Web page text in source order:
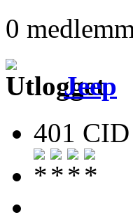
0
Jeep
401 CID